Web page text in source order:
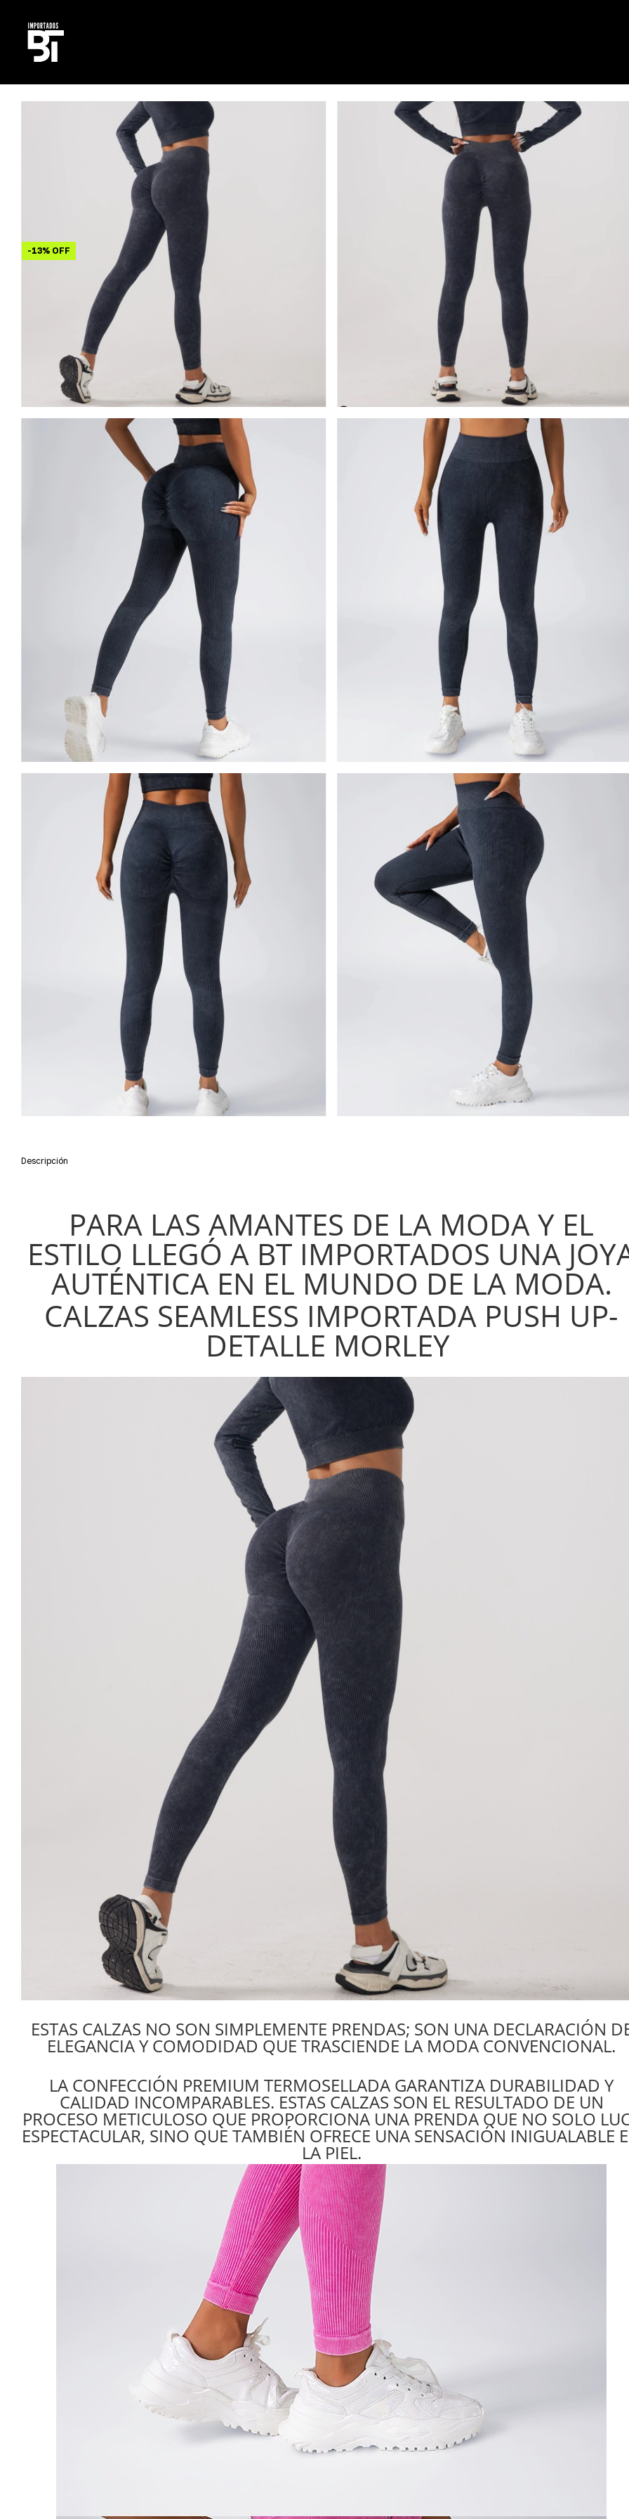
-13% OFF
Descripción
PARA LAS AMANTES DE LA MODA Y EL
ESTILO LLEGÓ A BT IMPORTADOS UNA
AUTÉNTICA EN EL MUNDO DE LA MODA.
CALZAS SEAMLESS IMPORTADA PUSH UP-
DETALLE MORLEY
ESTAS CALZAS NO SON SIMPLEMENTE PRENDAS; SON UNA DECLARACIÓN
ELEGANCIA Y COMODIDAD QUE TRASCIENDE LA MODA CONVENCIONAL.
LA CONFECCIÓN PREMIUM TERMOSELLADA GARANTIZA DURABILIDAD Y
CALIDAD INCOMPARABLES. ESTAS CALZAS SON EL RESULTADO DE UN
PROCESO METICULOSO QUE PROPORCIONA UNA PRENDA QUE NO SOLO
ESPECTACULAR, SINO QUE TAMBIÉN OFRECE UNA SENSACIÓN INIGUALABLE
LA PIEL.